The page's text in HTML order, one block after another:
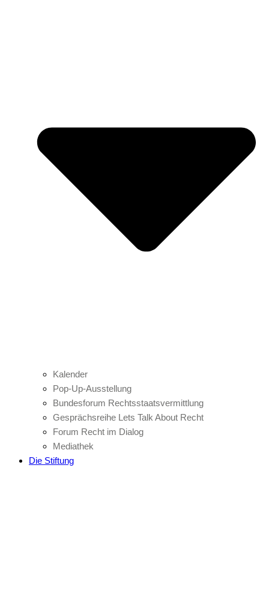
Kalender
Pop-Up-Ausstellung
Bundesforum Rechtsstaatsvermittlung
Gesprächsreihe Lets Talk About Recht
Forum Recht im Dialog
Mediathek
Die Stiftung